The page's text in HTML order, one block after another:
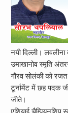
नयी दिल्ली।
उमाखानोव स्मृति
गौरव सोलंकी को
टूर्नामेंट में छह पदक
जीते।